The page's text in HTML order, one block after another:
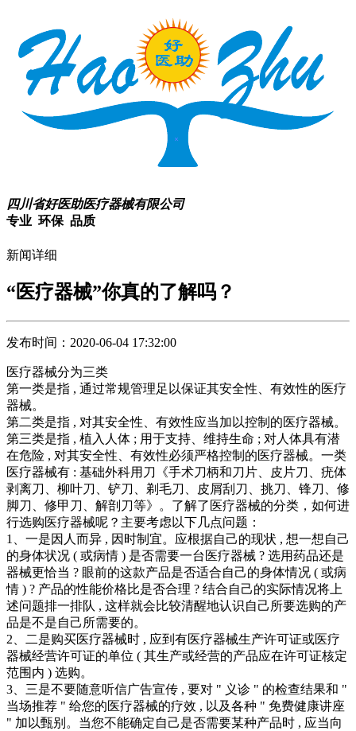
四川省好医助医疗器械有限公司
专业 环保 品质
新闻详细
“医疗器械”你真的了解吗？
发布时间：2020-06-04 17:32:00
医疗器械分为三类
第一类是指 , 通过常规管理足以保证其安全性、有效性的医疗
器械。
第二类是指 , 对其安全性、有效性应当加以控制的医疗器械。
第三类是指 , 植入人体 ; 用于支持、维持生命 ; 对人体具有潜
在危险 , 对其安全性、有效性必须严格控制的医疗器械。一类
医疗器械有 : 基础外科用刀《手术刀柄和刀片、皮片刀、疣体
剥离刀、柳叶刀、铲刀、剃毛刀、皮屑刮刀、挑刀、锋刀、修
脚刀、修甲刀、解剖刀等》。了解了医疗器械的分类，如何进
行选购医疗器械呢？主要考虑以下几点问题：
1、一是因人而异 , 因时制宜。应根据自己的现状 , 想一想自己
的身体状况 ( 或病情 ) 是否需要一台医疗器械 ? 选用药品还是
器械更恰当 ? 眼前的这款产品是否适合自己的身体情况 ( 或病
情 ) ? 产品的性能价格比是否合理 ? 结合自己的实际情况将上
述问题排一排队 , 这样就会比较清醒地认识自己所要选购的产
品是不是自己所需要的。
2、二是购买医疗器械时 , 应到有医疗器械生产许可证或医疗
器械经营许可证的单位 ( 其生产或经营的产品应在许可证核定
范围内 ) 选购。
3、三是不要随意听信广告宣传 , 要对 " 义诊 " 的检查结果和 "
当场推荐 " 给您的医疗器械的疗效 , 以及各种 " 免费健康讲座
" 加以甄别。当您不能确定自己是否需要某种产品时 , 应当向